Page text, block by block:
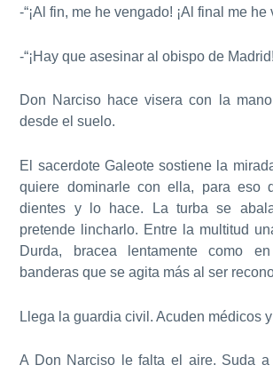
-“¡Al fin, me he vengado! ¡Al final me he
-“¡Hay que asesinar al obispo de
Don Narciso hace visera con la
desde el suelo.
El sacerdote Galeote sostiene la
quiere dominarle con ella, para eso
dientes y lo hace. La turba se
pretende lincharlo. Entre la multitud
Durda, bracea lentamente como
banderas que se agita más al ser
Llega la guardia civil. Acuden médicos
A Don Narciso le falta el aire. Suda a